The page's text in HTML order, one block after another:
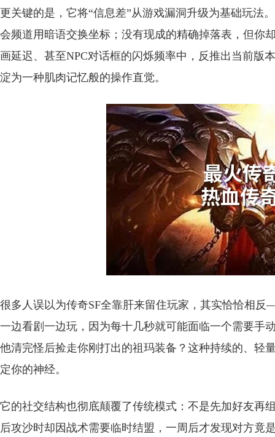
更关键的是，它将“信息差”从游戏漏洞升级为基础玩法
会频道用暗语交换坐标；没有现成的精确掉落表，但你
画延迟、甚至NPC对话框的闪烁频率中，反推出当前版
淀为一种肌肉记忆般的操作直觉。
很多人误以为传奇SF全靠肝来留住玩家，其实恰恰相
一边看剧一边玩，因为每十几秒就可能面临一个需要手
他清完怪后捡走你刚打出的祖玛装备？这种持续的、轻
定你的神经。
它的社交结构也彻底颠覆了传统模式：不是先加好友再
后攻沙时却因战术需要临时结盟，一周后才发现对方竟